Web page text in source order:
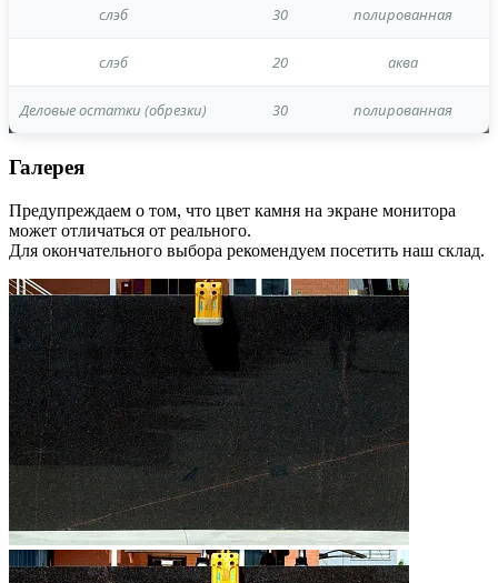
слэб 30 полированная
слэб 20 аква
Деловые остатки (обрезки) 30 полированная
Галерея
Предупреждаем о том, что цвет камня на экране монитора
может отличаться от реального.
Для окончательного выбора рекомендуем посетить наш склад.